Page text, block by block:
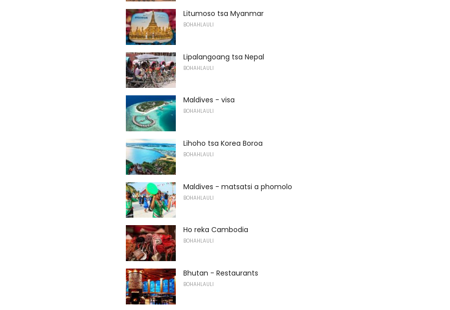
Litumoso tsa Myanmar
BOHAHLAULI
Lipalangoang tsa Nepal
BOHAHLAULI
Maldives - visa
BOHAHLAULI
Lihoho tsa Korea Boroa
BOHAHLAULI
Maldives - matsatsi a phomolo
BOHAHLAULI
Ho reka Cambodia
BOHAHLAULI
Bhutan - Restaurants
BOHAHLAULI